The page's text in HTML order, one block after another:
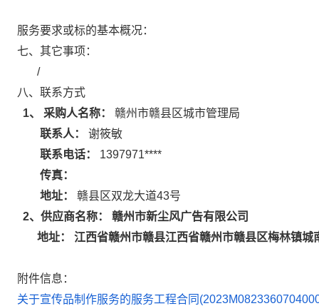
服务要求或标的基本概况：
七、其它事项：
/
八、联系方式
1、 采购人名称：
赣州市赣县区城市管理局
联系人：
谢筱敏
联系电话：
1397971****
传真：
地址：
赣县区双龙大道43号
2、供应商名称： 赣州市新尘风广告有限公司
地址： 江西省赣州市赣县江西省赣州市赣县区梅林镇
附件信息：
关于宣传品制作服务的服务工程合同